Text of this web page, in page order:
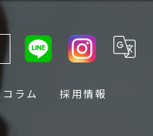
コラム 採用情報